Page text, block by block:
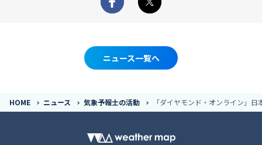
Facebook
X
ニュース一覧へ
HOME ニュース 気象予報士の活動 「ダイヤモンド・オンライン」